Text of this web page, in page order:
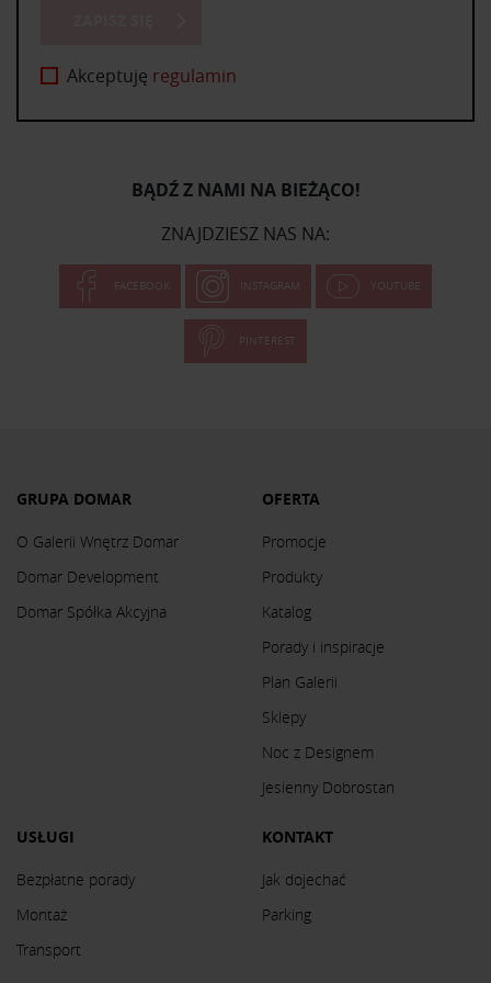
Akceptuję regulamin
BĄDŹ Z NAMI NA BIEŻĄCO!
ZNAJDZIESZ NAS NA:
FACEBOOK INSTAGRAM YOUTUBE
PINTEREST
GRUPA DOMAR
O Galerii Wnętrz Domar
Domar Development
Domar Spółka Akcyjna
OFERTA
Promocje
Produkty
Katalog
Porady i inspiracje
Plan Galerii
Sklepy
Noc z Designem
Jesienny Dobrostan
USŁUGI
Bezpłatne porady
Montaż
Transport
KONTAKT
Jak dojechać
Parking